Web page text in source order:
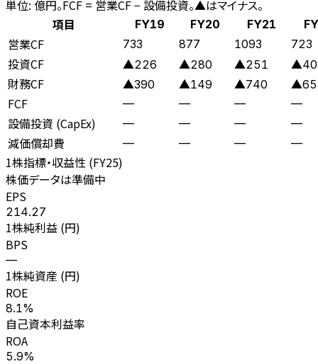
単位: 億円。FCF = 営業CF − 設備投資。▲はマイナス。
項目
FY19 FY20 FY21
営業CF 733 877 1093 723
投資CF ▲226 ▲280 ▲251
財務CF ▲390 ▲149 ▲740
FCF — — — —
設備投資 (CapEx) — — — —
減価償却費 — — — —
1株指標・収益性 (FY25)
株価データは準備中
EPS
214.27
1株純利益 (円)
BPS
—
1株純資産 (円)
ROE
8.1%
自己資本利益率
ROA
5.9%